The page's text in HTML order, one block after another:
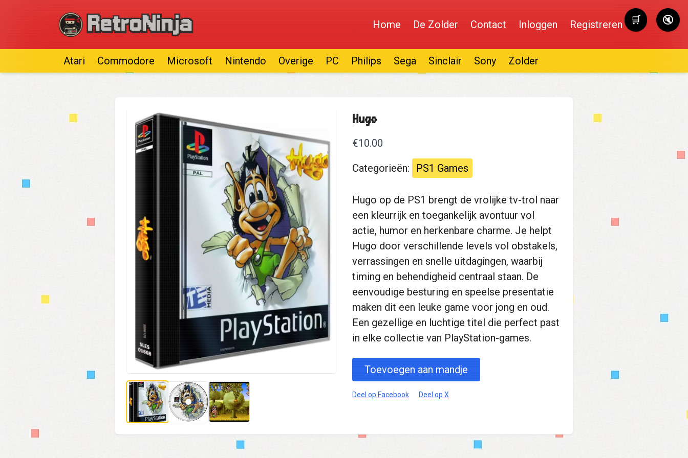
Home De Zolder Contact Inloggen Registreren
Atari Commodore Microsoft Nintendo Overige PC Philips Sega Sinclair Sony Zolder
🔇
🛒
Hugo
€10.00
Categorieën: PS1 Games
Hugo op de PS1 brengt de vrolijke tv-trol naar
een kleurrijk en toegankelijk avontuur vol
actie, humor en herkenbare charme. Je helpt
Hugo door verschillende levels vol obstakels,
verrassingen en snelle uitdagingen, waarbij
timing en behendigheid centraal staan. De
eenvoudige besturing en speelse presentatie
maken dit een leuke game voor jong en oud.
Een gezellige en luchtige titel die perfect past
in elke collectie van PlayStation-games.
Toevoegen aan mandje
Deel op Facebook Deel op X